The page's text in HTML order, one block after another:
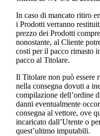
In caso di mancato ritiro
i Prodotti verranno
prezzo dei Prodotti
nonostante, al Cliente
costi per il pacco rimasto
pacco al Titolare.
Il Titolare non può essere
nella consegna dovuti a
compilazione dell’ordine
danni eventualmente
consegna al vettore, ove
incaricato dall’Utente o
quest’ultimo imputabili.